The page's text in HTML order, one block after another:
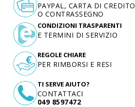
TI SERVE AIUTO?
CONTATTACI
049 8597472
PAYPAL, CARTA DI CREDITO
O CONTRASSEGNO
CONDIZIONI TRASPARENTI
E TERMINI DI SERVIZIO
REGOLE CHIARE
PER RIMBORSI E RESI